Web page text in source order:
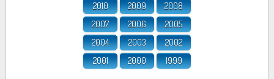
2010
2009
2008
2007
2006
2005
2004
2003
2002
2001
2000 1999